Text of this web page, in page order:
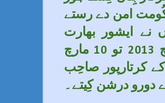
امن دے رستے
نے ایشور بھارت
سرکار نوں سُمتّ بخشے۔ کی منّوگے کہ 1 مارچ 2013 تو 10 مارچ
کے کرتارپور صاحِب
دورو درشن کِیتے۔